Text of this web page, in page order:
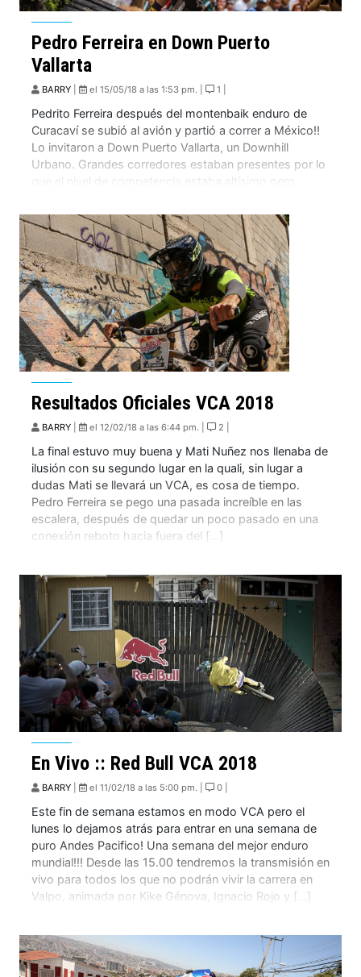
Pedro Ferreira en Down Puerto
Vallarta
BARRY el 15/05/18 a las 1:53 pm. | 1 |
Pedrito Ferreira después del montenbaik enduro de
Curacaví se subió al avión y partió a correr a México!!
Lo invitaron a Down Puerto Vallarta, un Downhill
Urbano. Grandes corredores estaban presentes por lo
que el nivel de competencia estaba altísimo pero
downhill urbanos y apenas 0.02 segundo […]
Resultados Oficiales VCA 2018
BARRY el 12/02/18 a las 6:44 pm. | 2 |
La final estuvo muy buena y Mati Nuñez nos llenaba de
ilusión con su segundo lugar en la quali, sin lugar a
dudas Mati se llevará un VCA, es cosa de tiempo.
Pedro Ferreira se pego una pasada increíble en las
escalera, después de quedar un poco pasado en una
conexión reboto hacia fuera del […]
En Vivo :: Red Bull VCA 2018
BARRY el 11/02/18 a las 5:00 pm. | 0 |
Este fin de semana estamos en modo VCA pero el
lunes lo dejamos atrás para entrar en una semana de
puro Andes Pacifico! Una semana del mejor enduro
mundial!!! Desde las 15.00 tendremos la transmisión en
vivo para todos los que no podrán vivir la carrera en
Valpo, animada por Kike Génova, Ignacio Rojo y […]